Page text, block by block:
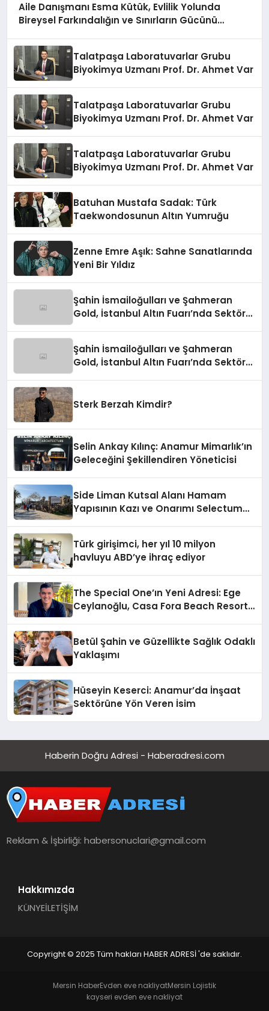
Aile Danışmanı Esma Kütük, Evlilik Yolunda
Bireysel Farkındalığın ve Sınırların Gücünü
Talatpaşa Laboratuvarlar Grubu
Biyokimya Uzmanı Prof. Dr. Ahmet Var
Talatpaşa Laboratuvarlar Grubu
Biyokimya Uzmanı Prof. Dr. Ahmet Var
Talatpaşa Laboratuvarlar Grubu
Biyokimya Uzmanı Prof. Dr. Ahmet Var
Batuhan Mustafa Sadak: Türk
Taekwondosunun Altın Yumruğu
Zenne Emre Aşık: Sahne Sanatlarında
Yeni Bir Yıldız
Şahin İsmailoğulları ve Şahmeran
Gold, İstanbul Altın Fuarı’nda Sektöre
Şahin İsmailoğulları ve Şahmeran
Gold, İstanbul Altın Fuarı’nda Sektöre
Sterk Berzah Kimdir?
Selin Ankay Kılınç: Anamur Mimarlık’ın
Geleceğini Şekillendiren Yöneticisi
Side Liman Kutsal Alanı Hamam
Yapısının Kazı ve Onarımı Selectum
Türk girişimci, her yıl 10 milyon
havluyu ABD’ye ihraç ediyor
The Special One’ın Yeni Adresi: Ege
Ceylanoğlu, Casa Fora Beach Resort
Betül Şahin ve Güzellikte Sağlık Odaklı
Yaklaşımı
Hüseyin Keserci: Anamur’da İnşaat
Sektörüne Yön Veren İsim
Haberin Doğru Adresi - Haberadresi.com
Reklam & İşbirliği:habersonuclari@gmail.com
Hakkımızda
KÜNYEİLETİŞİM
Copyright © 2025 Tüm hakları HABER ADRESİ 'de saklıdır.
Mersin HaberEvden eve nakliyatMersin Lojistik
kayseri evden eve nakliyat